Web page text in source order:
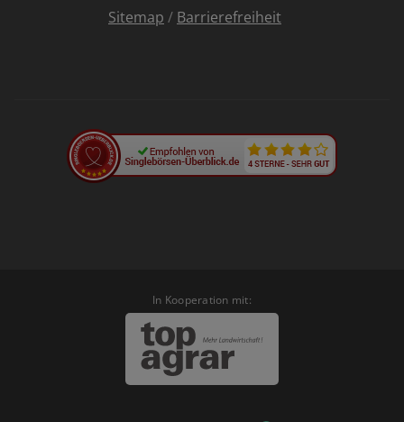
Sitemap / Barrierefreiheit
In Kooperation mit: